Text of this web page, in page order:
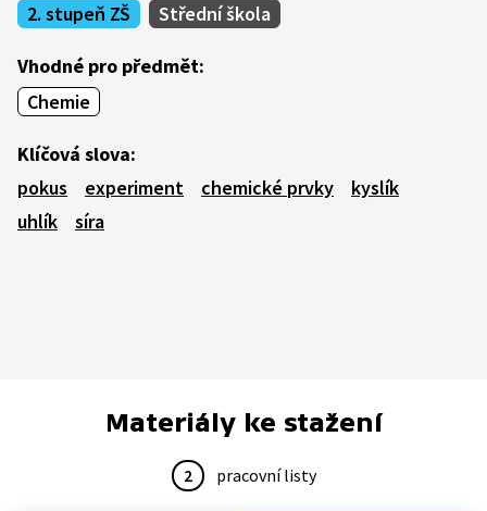
2. stupeň ZŠ
Střední škola
Vhodné pro předmět:
Chemie
Klíčová slova:
pokus
experiment chemické prvky
kyslík
uhlík
síra
Materiály ke stažení
2 pracovní listy